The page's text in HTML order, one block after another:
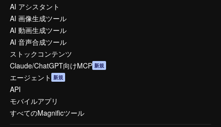
AI アシスタント
AI 画像生成ツール
AI 動画生成ツール
AI 音声合成ツール
ストックコンテンツ
Claude/ChatGPT向けMCP 新規
エージェント 新規
API
モバイルアプリ
すべてのMagnificツール